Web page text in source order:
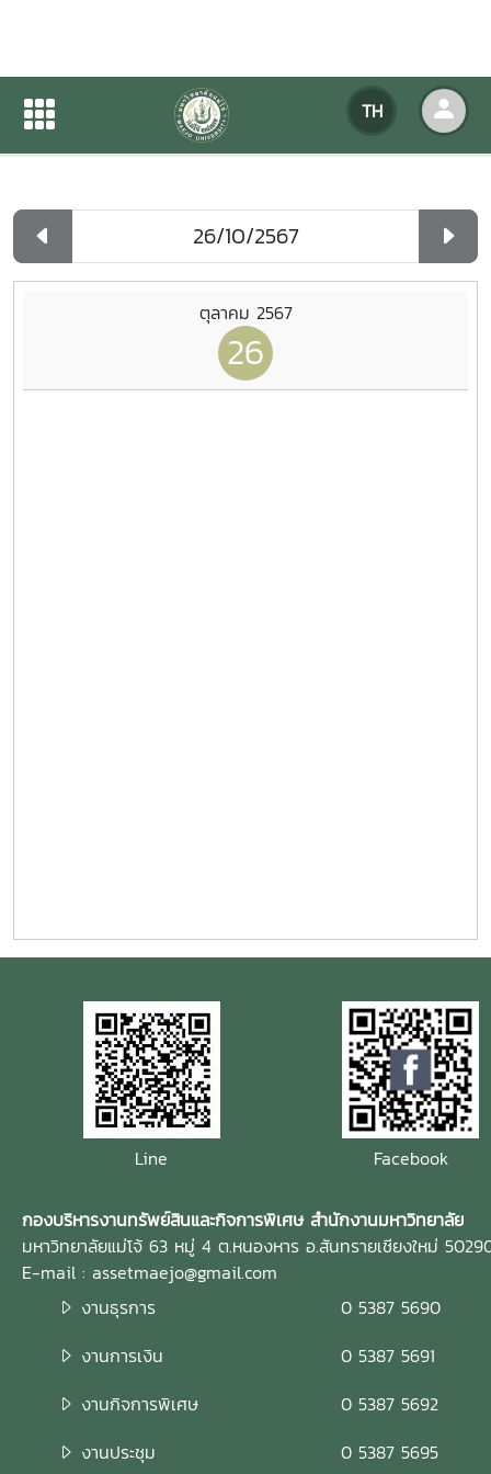
TH
ปฏิทินกิจกรรมของหน่วยงาน
ปฏิทินกิจกรรมของหน่วยงาน
ตุลาคม 2567
26
Line Facebook
กองบริหารงานทรัพย์สินและกิจการพิเศษ สำนักงานมหาวิทยาลัย
มหาวิทยาลัยแม่โจ้ 63 หมู่ 4 ต.หนองหาร อ.สันทรายเชียงใหม่
E-mail : assetmaejo@gmail.com
งานธุรการ
0 5387 5690
งานการเงิน
0 5387 5691
งานกิจการพิเศษ
0 5387 5692
งานประชุม
0 5387 5695